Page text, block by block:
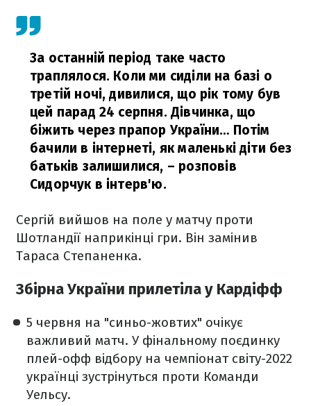
За останній період таке часто
траплялося. Коли ми сиділи на базі о
третій ночі, дивилися, що рік тому був
цей парад 24 серпня. Дівчинка, що
біжить через прапор України… Потім
бачили в інтернеті, як маленькі діти без
батьків залишилися, – розповів
Сидорчук в інтерв'ю.
Сергій вийшов на поле у матчу проти
Шотландії наприкінці гри. Він замінив
Тараса Степаненка.
Збірна України прилетіла у Кардіфф
5 червня на "синьо-жовтих" очікує
важливий матч. У фінальному поєдинку
плей-офф відбору на чемпіонат світу-2022
українці зустрінуться проти Команди
Уельсу.